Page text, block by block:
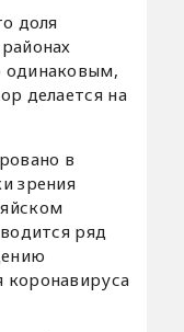
доля
одинаковым,
делается на
в
зрения
ряд
коронавируса